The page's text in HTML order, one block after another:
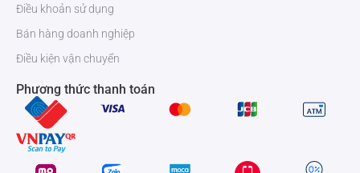
Điều khoản sử dụng
Bán hàng doanh nghiệp
Điều kiện vận chuyển
Phương thức thanh toán